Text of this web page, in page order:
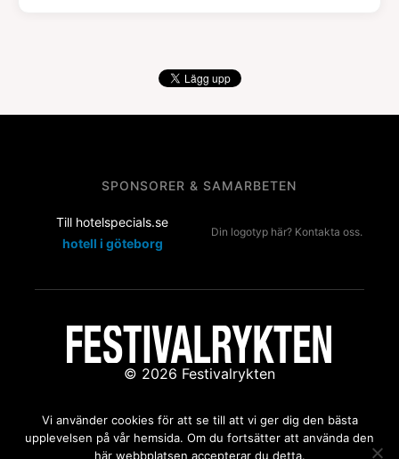
SPONSORER & SAMARBETEN
Till hotelspecials.se
hotell i göteborg
Din logotyp här? Kontakta oss.
© 2026 Festivalrykten
Kontakta oss:redaktion@festivalrykten.se
Vi använder cookies för att se till att vi ger dig den bästa
upplevelsen på vår hemsida. Om du fortsätter att använda den
här webbplatsen accepterar du detta.